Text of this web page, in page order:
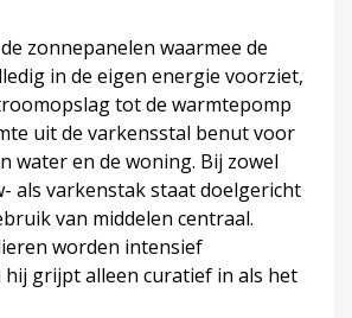
zonnepanelen waarmee de
in de eigen energie voorziet,
tot de warmtepomp
uit de varkensstal benut voor
water en de woning. Bij zowel
als varkenstak staat doelgericht
van middelen centraal.
worden intensief
grijpt alleen curatief in als het